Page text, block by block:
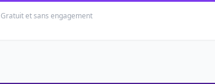
Gratuit et sans engagement